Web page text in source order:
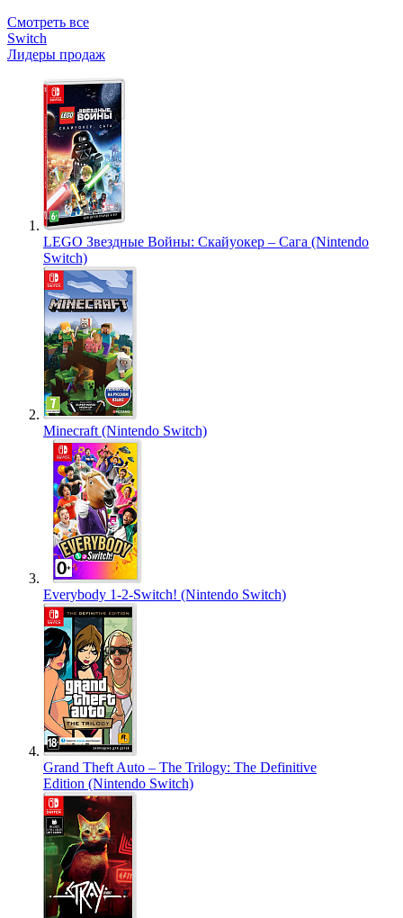
Смотреть все
Switch
Лидеры продаж
LEGO Звездные Войны: Скайуокер – Сага (Nintendo
Switch)
Minecraft (Nintendo Switch)
Everybody 1-2-Switch! (Nintendo Switch)
Grand Theft Auto – The Trilogy: The Definitive
Edition (Nintendo Switch)